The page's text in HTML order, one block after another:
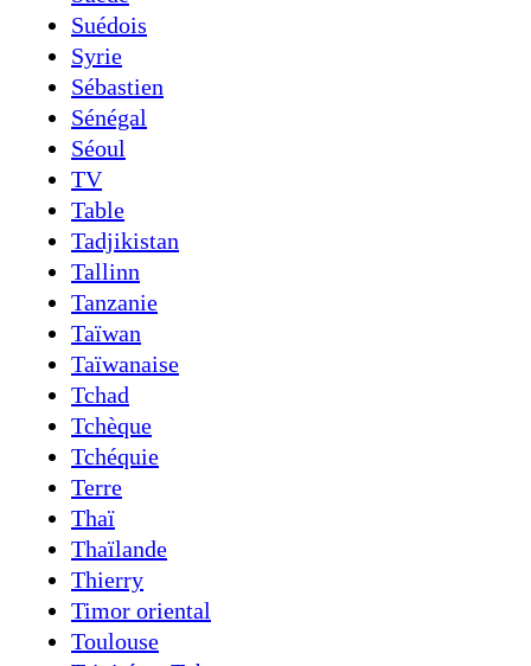
Suédois
Syrie
Sébastien
Sénégal
Séoul
TV
Table
Tadjikistan
Tallinn
Tanzanie
Taïwan
Taïwanaise
Tchad
Tchèque
Tchéquie
Terre
Thaï
Thaïlande
Thierry
Timor oriental
Toulouse